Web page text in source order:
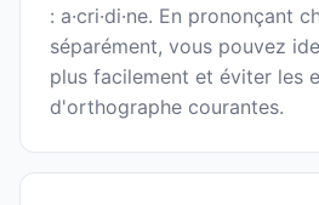
: a·cri·di·ne. En prononçant
séparément, vous pouvez
plus facilement et éviter les
d'orthographe courantes.